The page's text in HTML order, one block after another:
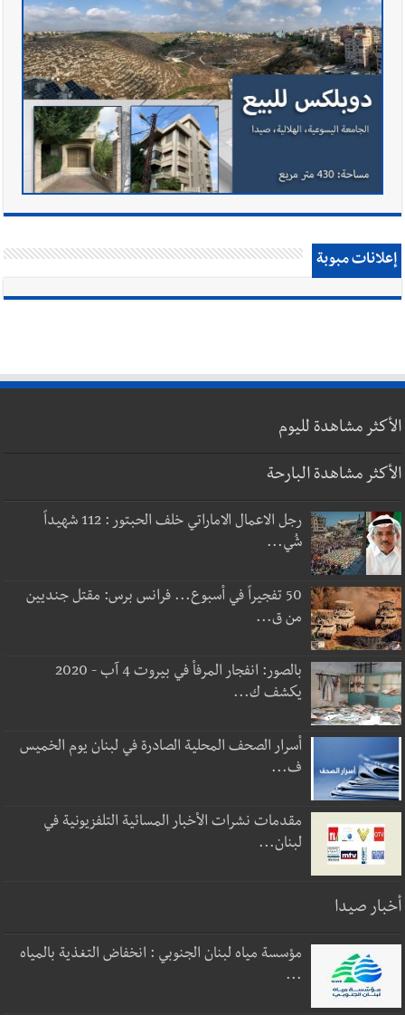
إعلانات مبوبة
الأكثر مشاهدة لليوم
الأكثر مشاهدة البارحة
رجل الاعمال الاماراتي خلف الحبتور : 112 شهيداً
شُي...
50 تفجيراً في أسبوع... فرانس برس: مقتل جنديين
من ق...
بالصور: انفجار المرفأ في بيروت 4 آب - 2020
يكشف ك...
أسرار الصحف المحلية الصادرة في لبنان يوم الخميس
ف...
مقدمات نشرات الأخبار المسائية التلفزيونية في
لبنان...
أخبار صيدا
مؤسسة مياه لبنان الجنوبي : انخفاض التغذية بالمياه
...